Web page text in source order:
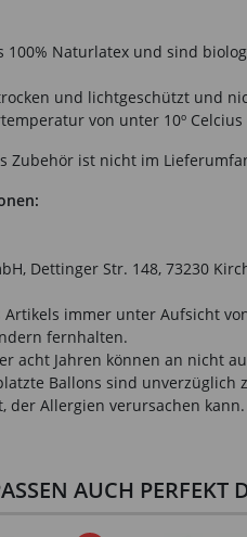
Naturlatex und sind
und lichtgeschützt und
von unter 10º
Zubehör ist nicht im
Dettinger Str. 148, 73230
immer unter Aufsicht
fernhalten.
acht Jahren können an nicht
Ballons sind unverzüglich
der Allergien verursachen
AUCH PERFEKT